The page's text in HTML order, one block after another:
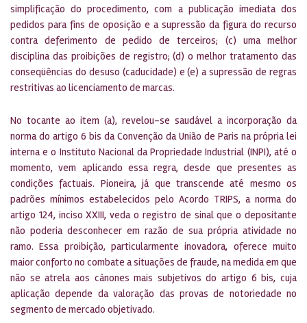
simplificação do procedimento, com a publicação imediata dos
pedidos para fins de oposição e a supressão da figura do recurso
contra deferimento de pedido de terceiros; (c) uma melhor
disciplina das proibições de registro; (d) o melhor tratamento das
conseqüências do desuso (caducidade) e (e) a supressão de regras
restritivas ao licenciamento de marcas.
No tocante ao item (a), revelou-se saudável a incorporação da
norma do artigo 6 bis da Convenção da União de Paris na própria lei
interna e o Instituto Nacional da Propriedade Industrial (INPI), até o
momento, vem aplicando essa regra, desde que presentes as
condições factuais. Pioneira, já que transcende até mesmo os
padrões mínimos estabelecidos pelo Acordo TRIPS, a norma do
artigo 124, inciso XXIII, veda o registro de sinal que o depositante
não poderia desconhecer em razão de sua própria atividade no
ramo. Essa proibição, particularmente inovadora, oferece muito
maior conforto no combate a situações de fraude, na medida em que
não se atrela aos cânones mais subjetivos do artigo 6 bis, cuja
aplicação depende da valoração das provas de notoriedade no
segmento de mercado objetivado.